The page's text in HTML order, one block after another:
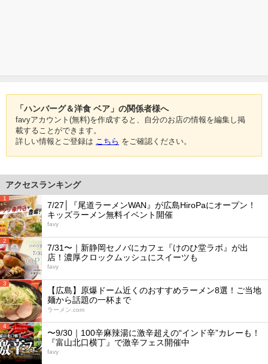
「ハンバーグ＆洋食 ベア」の関係者様へ
favyアカウント(無料)を作成すると、自分のお店の情報を編集し掲
載することができます。
詳しい情報とご登録は こちら をご確認ください。
アクセスランキング
1
7/27│『尾道ラーメンWAN』が広島HiroPaにオープン！
キッズラーメン無料イベント開催
favy
2
7/31〜｜新静岡セノバにカフェ『けのひ堂ラボ』が出
店！濃厚クロックムッシュにスイーツも
favy
3
【広島】原爆ドーム近くのおすすめラーメン8選！ご当地
麺から話題の一杯まで
ラーメン.com
4
〜9/30｜100辛麻辣湯に激辛超えの“インド辛”カレーも！
『富山北口横丁』で激辛フェス開催中
favy